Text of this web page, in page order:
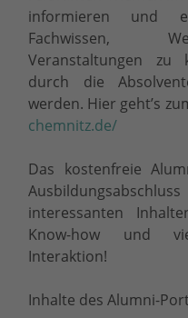
informieren und
Fachwissen,
Veranstaltungen zu
durch die
werden. Hier geht’s
chemnitz.de/
Das kostenfreie
interessanten
Know-how und
Interaktion!
Inhalte des Alumni-